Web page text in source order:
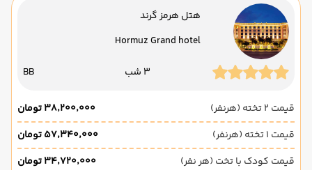
هتل هرمز گرند
Hormuz Grand hotel
3 شب BB
قیمت 2 تخته (هرنفر)
۳۸٬۲۰۰٬۰۰۰ تومان
قیمت 1 تخته (هرنفر)
۵۷٬۳۴۰٬۰۰۰ تومان
قیمت کودک با تخت (هر نفر)
۳۴٬۷۲۰٬۰۰۰ تومان